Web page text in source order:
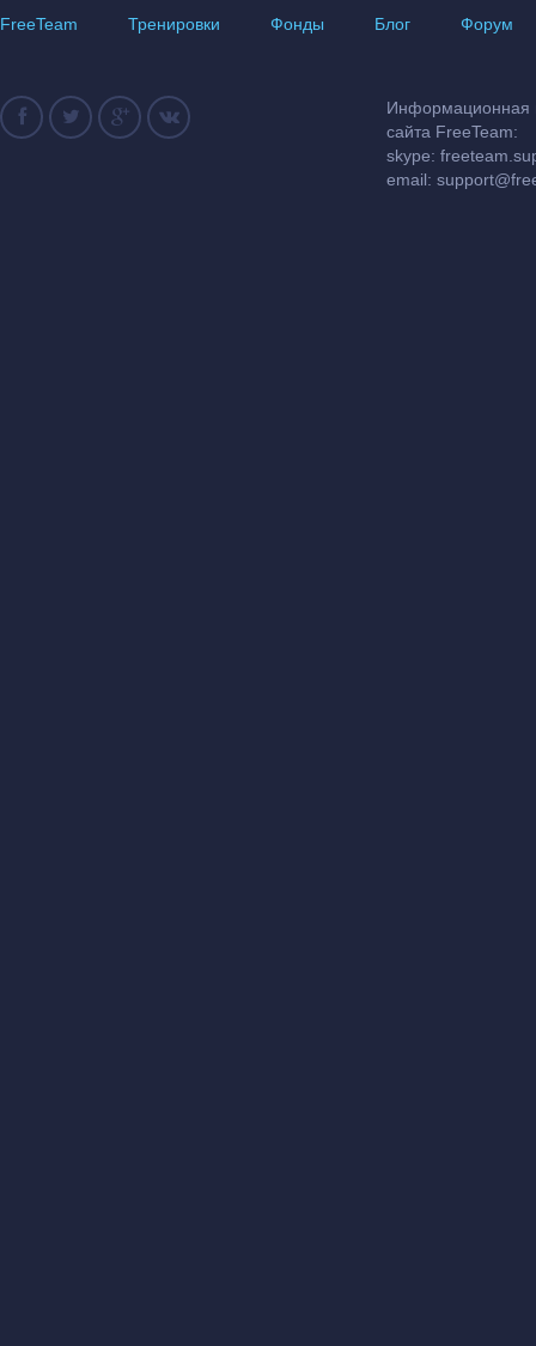
FreeTeam Тренировки Фонды Блог Форум
Информационная
сайта FreeTeam:
skype:
email: